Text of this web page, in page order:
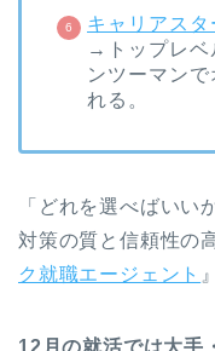
キャリアスタ
→トップレベ
ンツーマン
れる。
「どれを選べばい
対策の質と信頼性の
ク就職エージェント
12月の就活では大手